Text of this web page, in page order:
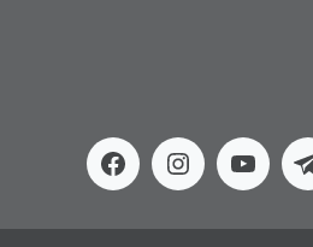
FacebookInstagram